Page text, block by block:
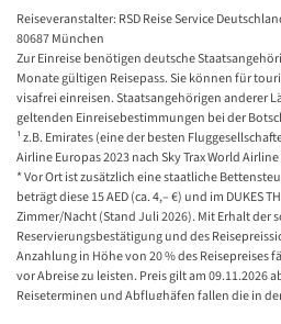
Reiseveranstalter: RSD Reise Service
80687 München
Zur Einreise benötigen deutsche
Monate gültigen Reisepass. Sie können für
visafrei einreisen. Staatsangehörigen anderer
geltenden Einreisebestimmungen bei der
¹ z.B. Emirates (eine der besten
Airline Europas 2023 nach Sky Trax World
* Vor Ort ist zusätzlich eine staatliche
beträgt diese 15 AED (ca. 4,– €) und im DUKES
Zimmer/Nacht (Stand Juli 2026). Mit Erhalt der
Reservierungsbestätigung und des
Anzahlung in Höhe von 20 % des Reisepreises
vor Abreise zu leisten. Preis gilt am 09.11.2026
Reiseterminen und Abflughäfen fallen die in